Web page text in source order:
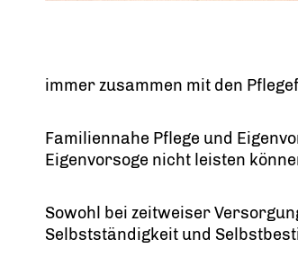
immer zusammen mit den
Familiennahe Pflege und
Eigenvorsoge nicht leisten
Sowohl bei zeitweiser
Selbstständigkeit und